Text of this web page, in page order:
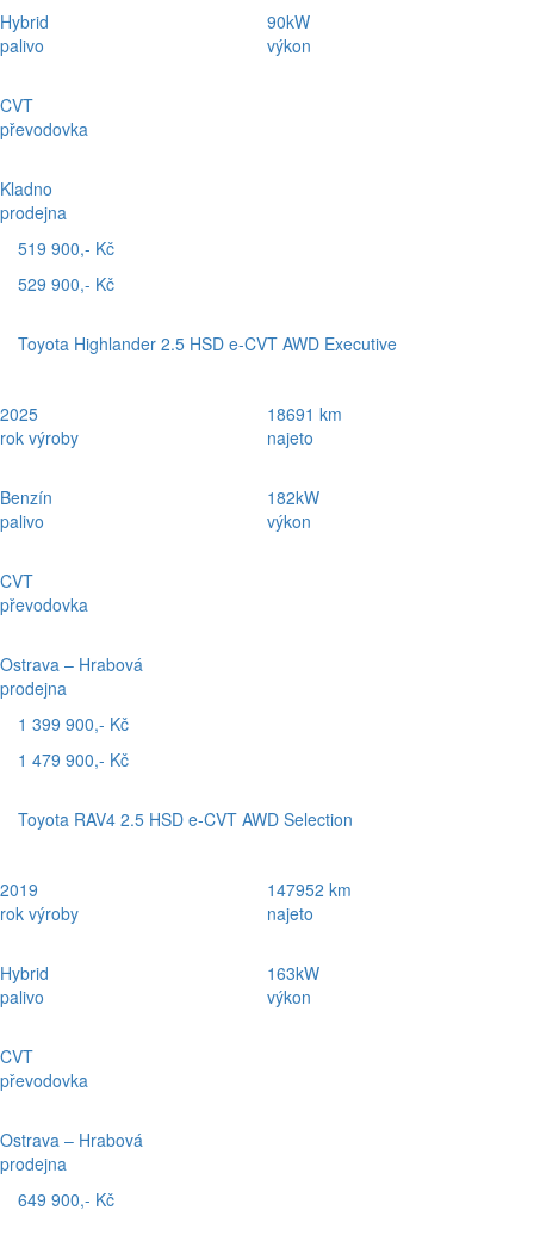
Hybrid
palivo
CVT
převodovka
Kladno
prodejna
90kW
výkon
519 900,- Kč
529 900,- Kč
Toyota Highlander 2.5 HSD e-CVT AWD Executive
2025
rok výroby
Benzín
palivo
CVT
převodovka
Ostrava – Hrabová
prodejna
18691 km
najeto
182kW
výkon
1 399 900,- Kč
1 479 900,- Kč
Toyota RAV4 2.5 HSD e-CVT AWD Selection
2019
rok výroby
Hybrid
palivo
CVT
převodovka
Ostrava – Hrabová
prodejna
147952 km
najeto
163kW
výkon
649 900,- Kč